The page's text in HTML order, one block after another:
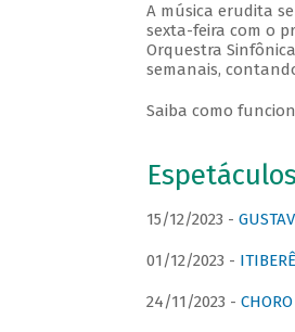
A música erudita
sexta-feira com o
Orquestra
semanais,
Saiba como
15/12/2023 -
01/12/2023 -
24/11/2023 -